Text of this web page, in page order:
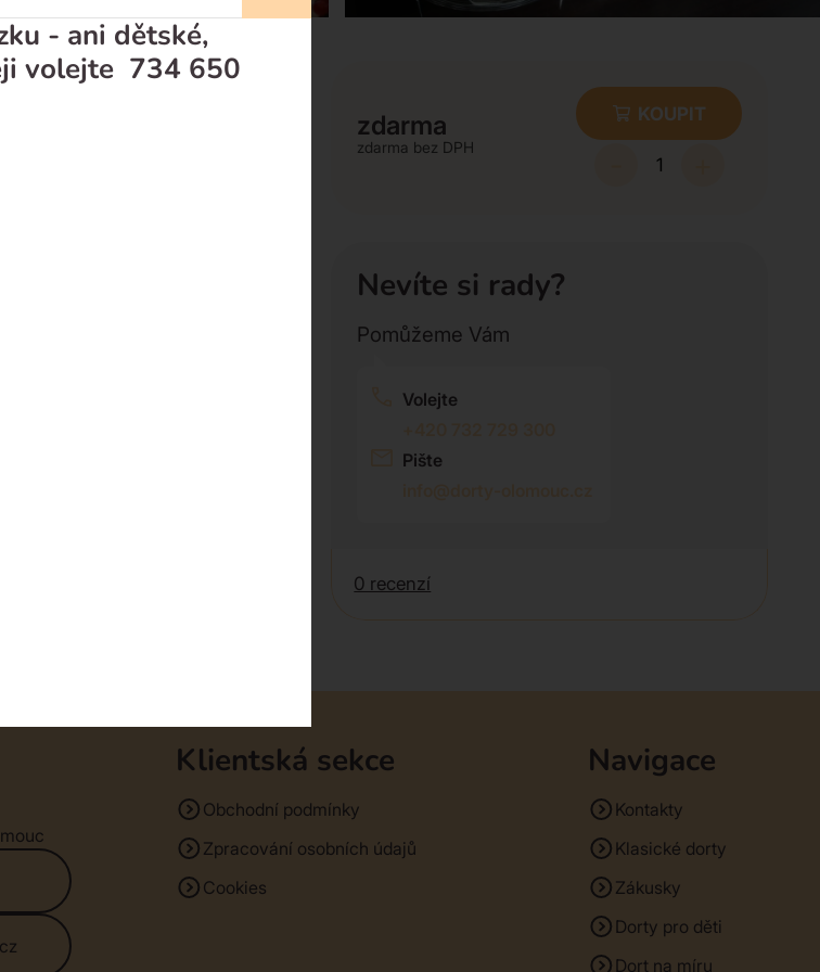
vzhled a
zdarma
zdarma
KOUPIT
Nevíte si rady?
Pomůžeme Vám
Volejte
Pište
0 recenzí
Klientská sekce
Obchodní podmínky
Zpracování osobních údajů
Cookies
Navigace
Kontakty
Klasické dorty
Zákusky
Dorty pro děti
Dort na míru
- ani dětské,
volejte 734 650